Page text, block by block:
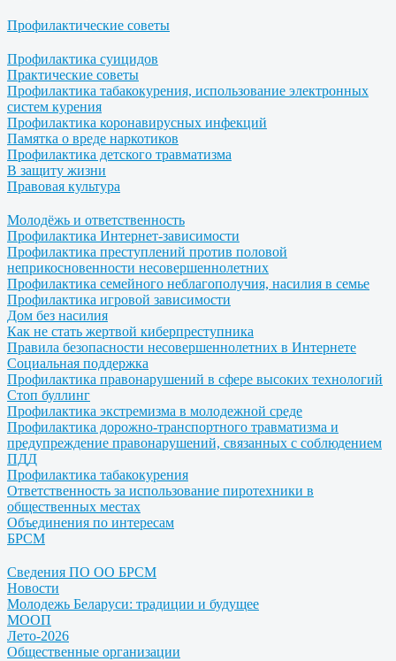
Профилактические советы
Профилактика суицидов
Практические советы
Профилактика табакокурения, использование электронных
систем курения
Профилактика коронавирусных инфекций
Памятка о вреде наркотиков
Профилактика детского травматизма
В защиту жизни
Правовая культура
Молодёжь и ответственность
Профилактика Интернет-зависимости
Профилактика преступлений против половой
неприкосновенности несовершеннолетних
Профилактика семейного неблагополучия, насилия в семье
Профилактика игровой зависимости
Дом без насилия
Как не стать жертвой киберпреступника
Правила безопасности несовершеннолетних в Интернете
Социальная поддержка
Профилактика правонарушений в сфере высоких технологий
Стоп буллинг
Профилактика экстремизма в молодежной среде
Профилактика дорожно-транспортного травматизма и
предупреждение правонарушений, связанных с соблюдением
ПДД
Профилактика табакокурения
Ответственность за использование пиротехники в
общественных местах
Объединения по интересам
БРСМ
Сведения ПО ОО БРСМ
Новости
Молодежь Беларуси: традиции и будущее
МООП
Лето-2026
Общественные организации